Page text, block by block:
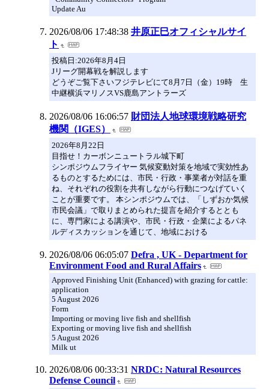
Update Au
2026/08/06 17:48:38 井原正巳オフィシャルサイ
ト
投稿日:2026年8月4日
Jリーグ開幕戦を解説します
どうぞご覧下さいフジテレビにて8月7日（金）19時 生
中継横浜マリノスVS鹿島アントラーズ
2026/08/06 16:06:57 財団法人地球環境戦略研究
機関（IGES）
2026年8月22日
目指せ！カーボンニュートラル城下町
シンポジウムフライヤー 気候変動対策を地域で実効性あ
るものとするためには、市民・行政・事業者が対話を重
ね、それぞれの役割を共有しながら行動につなげていく
ことが重要です。 本シンポジウムでは、「しずおか気候
市民会議」で取りまとめられた提言を紹介するととも
に、専門家による講演や、市民・行政・企業によるパネ
ルディスカッションを通じて、地域における
2026/08/06 06:05:07 Defra , UK - Department for
Environment Food and Rural Affairs
Approved Finishing Unit (Enhanced) with grazing for cattle:
application
5 August 2026
Form
Importing or moving live fish and shellfish
Exporting or moving live fish and shellfish
5 August 2026
Milk ut
2026/08/06 00:33:31 NRDC: Natural Resources
Defense Council